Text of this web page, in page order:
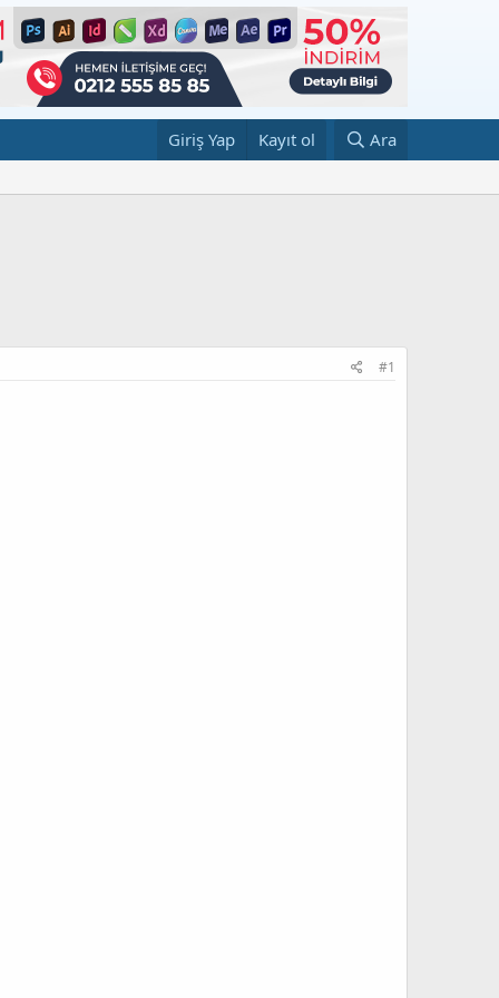
Giriş Yap Kayıt ol Ara
#1